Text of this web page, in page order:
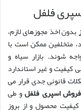
فلفل
بدون اخذ مجوزهای لازم،
متخلفین ممکن است با
شوند. بازار سیاه و
کیفیت و غیر استاندارد
قانونی جدی قرار می
فروش اسپری فلفلو طی
محصول و از بروز